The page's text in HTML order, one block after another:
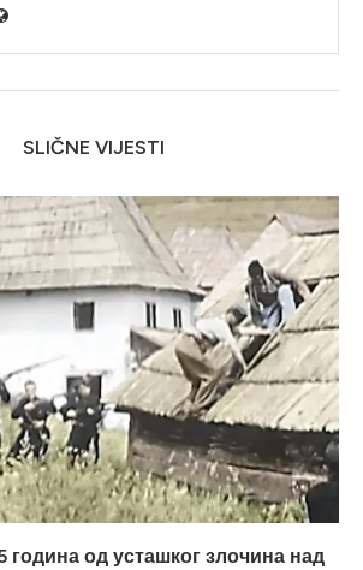
SLIČNE VIJESTI
од усташког злочина над